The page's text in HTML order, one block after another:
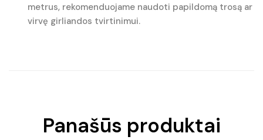
metrus, rekomenduojame naudoti papildomą trosą ar
virvę girliandos tvirtinimui.
Panašūs produktai